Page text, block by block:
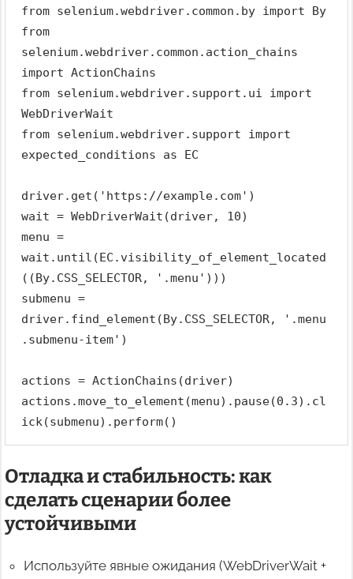
from selenium.webdriver.common.by import By
from
selenium.webdriver.common.action_chains
import ActionChains
from selenium.webdriver.support.ui import
WebDriverWait
from selenium.webdriver.support import
expected_conditions as EC
driver.get('https://example.com')
wait = WebDriverWait(driver, 10)
menu =
wait.until(EC.visibility_of_element_located
((By.CSS_SELECTOR, '.menu')))
submenu =
driver.find_element(By.CSS_SELECTOR, '.menu
.submenu-item')
actions = ActionChains(driver)
actions.move_to_element(menu).pause(0.3).cl
ick(submenu).perform()
Отладка и стабильность: как
сделать сценарии более
устойчивыми
Используйте явные ожидания (WebDriverWait +